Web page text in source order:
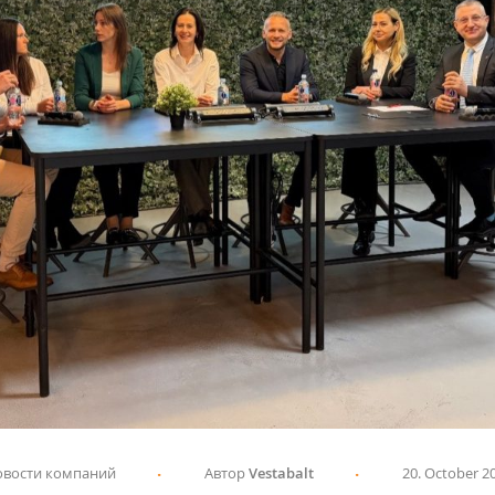
компаний АвторVestabalt 20. October